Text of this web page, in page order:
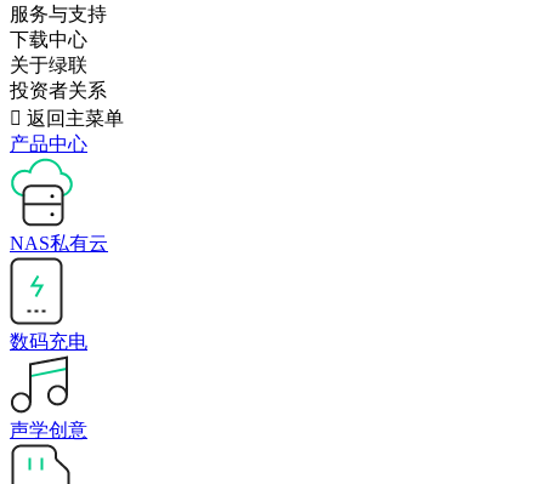
服务与支持
下载中心
关于绿联
投资者关系
 返回主菜单
产品中心
NAS私有云
数码充电
声学创意